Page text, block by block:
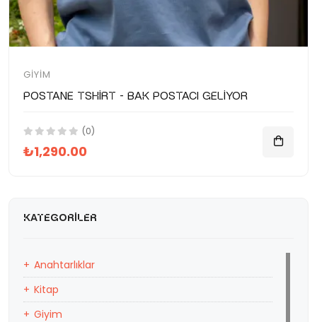
GIYIM
Postane Tshirt - Bak Postacı Geliyor
(0)
₺1,290.00
KATEGORILER
Anahtarlıklar
Kitap
Giyim